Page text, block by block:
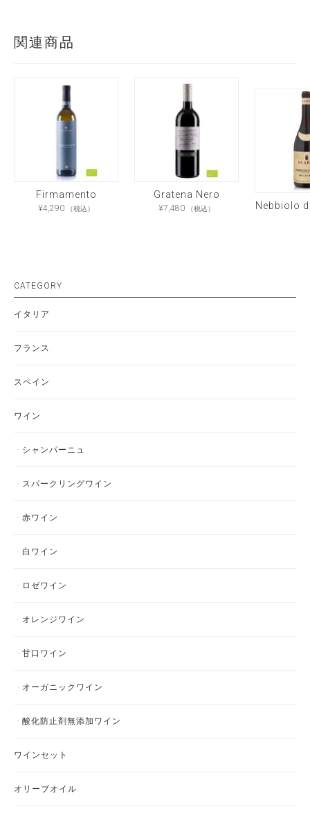
関連商品
Firmamento
¥4,290 （税込）
Gratena Nero
¥7,480 （税込）
CATEGORY
イタリア
フランス
スペイン
ワイン
シャンパーニュ
スパークリングワイン
赤ワイン
白ワイン
ロゼワイン
オレンジワイン
甘口ワイン
オーガニックワイン
酸化防止剤無添加ワイン
ワインセット
オリーブオイル